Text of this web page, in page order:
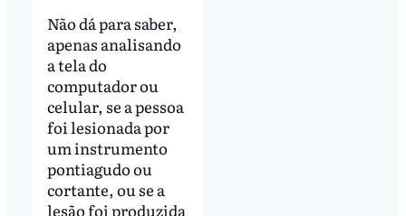
Não dá para saber,
apenas analisando
a tela do
computador ou
celular, se a pessoa
foi lesionada por
um instrumento
pontiagudo ou
cortante, ou se a
lesão foi produzida